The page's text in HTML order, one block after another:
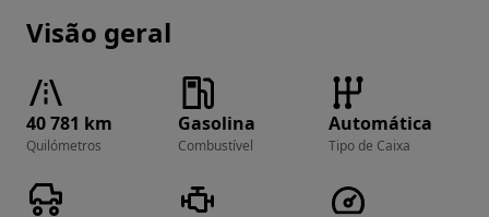
Visão geral
40 781 km
Quilómetros
Gasolina
Combustível
Automática
Tipo de Caixa